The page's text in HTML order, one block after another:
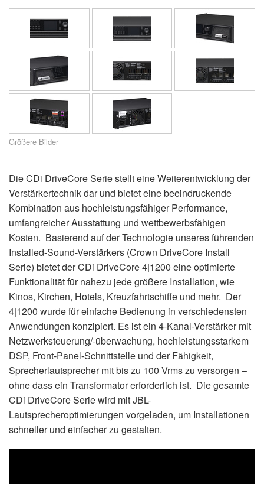
Größere Bilder
Die CDi DriveCore Serie stellt eine Weiterentwicklung der
Verstärkertechnik dar und bietet eine beeindruckende
Kombination aus hochleistungsfähiger Performance,
umfangreicher Ausstattung und wettbewerbsfähigen
Kosten. Basierend auf der Technologie unseres führenden
Installed-Sound-Verstärkers (Crown DriveCore Install
Serie) bietet der CDi DriveCore 4|1200 eine optimierte
Funktionalität für nahezu jede größere Installation, wie
Kinos, Kirchen, Hotels, Kreuzfahrtschiffe und mehr. Der
4|1200 wurde für einfache Bedienung in verschiedensten
Anwendungen konzipiert. Es ist ein 4-Kanal-Verstärker mit
Netzwerksteuerung/-überwachung, hochleistungsstarkem
DSP, Front-Panel-Schnittstelle und der Fähigkeit,
Sprecherlautsprecher mit bis zu 100 Vrms zu versorgen –
ohne dass ein Transformator erforderlich ist. Die gesamte
CDi DriveCore Serie wird mit JBL-
Lautsprecheroptimierungen vorgeladen, um Installationen
schneller und einfacher zu gestalten.